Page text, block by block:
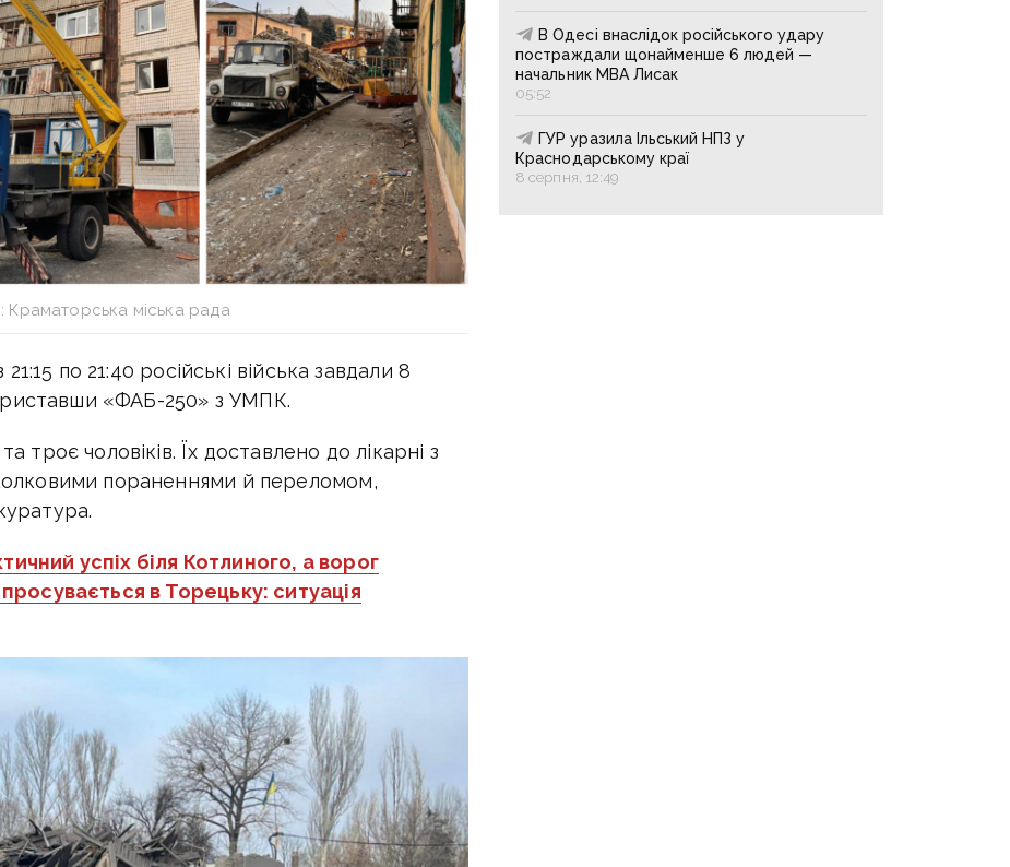
Краматорська міська рада
по 21:40 російські війська завдали 8
«ФАБ-250» з УМПК.
чоловіків. Їх доставлено до лікарні з
пораненнями й переломом,
успіх біля Котлиного, а ворог
в Торецьку: ситуація
В Одесі внаслідок російського удару
постраждали щонайменше 6 людей —
начальник МВА Лисак
05:52
ГУР уразила Ільський НПЗ у
Краснодарському краї
8 серпня, 12:49